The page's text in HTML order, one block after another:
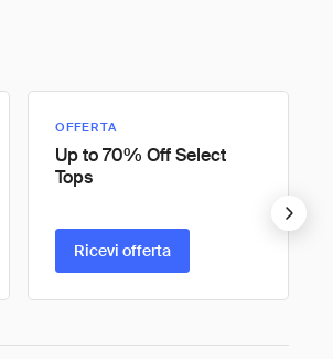
OFFERTA
Up to 70% Off Select
Tops
Ricevi offerta